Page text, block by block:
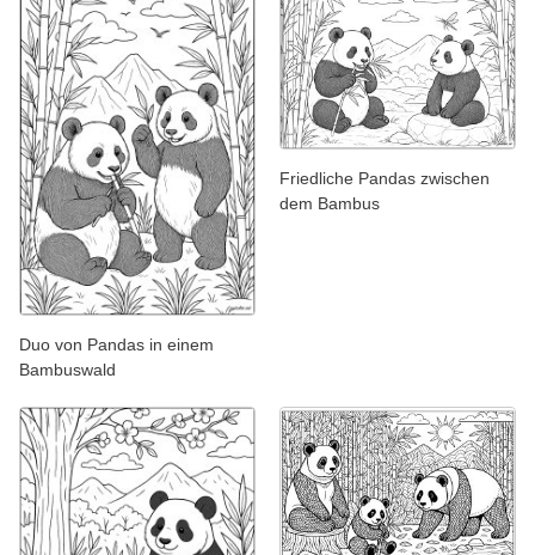
Duo von Pandas in einem
Bambuswald
Friedliche Pandas zwischen
dem Bambus